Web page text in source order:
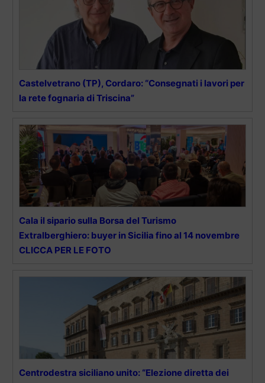
Castelvetrano (TP), Cordaro: “Consegnati i lavori per
la rete fognaria di Triscina”
Cala il sipario sulla Borsa del Turismo
Extralberghiero: buyer in Sicilia fino al 14 novembre
CLICCA PER LE FOTO
Centrodestra siciliano unito: “Elezione diretta dei